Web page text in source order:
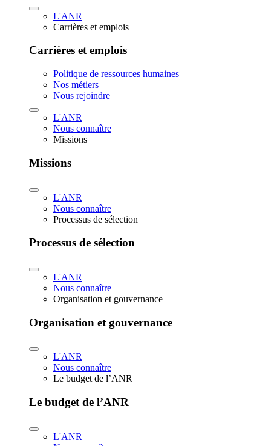
L'ANR
Carrières et emplois
Carrières et emplois
Politique de ressources humaines
Nos métiers
Nous rejoindre
L'ANR
Nous connaître
Missions
Missions
L'ANR
Nous connaître
Processus de sélection
Processus de sélection
L'ANR
Nous connaître
Organisation et gouvernance
Organisation et gouvernance
L'ANR
Nous connaître
Le budget de l’ANR
Le budget de l’ANR
L'ANR